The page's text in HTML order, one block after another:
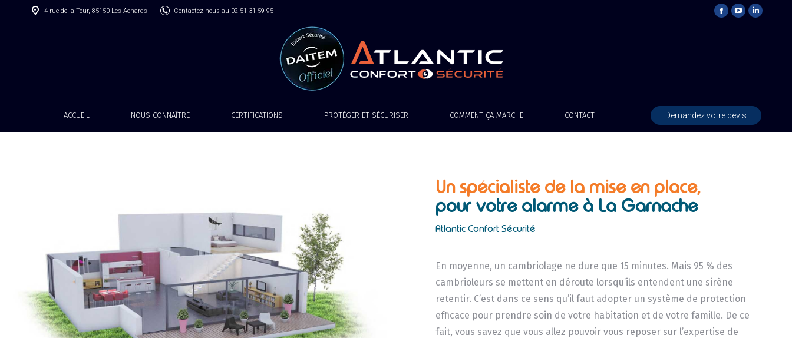
4 rue de la Tour, 85150 Les Achards Contactez-nous au 02 51 31 59 95
ACCUEIL NOUS CONNAÎTRE CERTIFICATIONS PROTÉGER ET SÉCURISER COMMENT ÇA MARCHE CONTACT Demandez votre devis
Un spécialiste de la mise en place,
pour votre alarme à La Garnache
Atlantic Confort Sécurité
En moyenne, un cambriolage ne dure que 15 minutes. Mais 95 % des
cambrioleurs se mettent en déroute lorsqu’ils entendent une sirène
retentir. C’est dans ce sens qu’il faut adopter un système de protection
efficace pour prendre soin de votre habitation et de votre famille. De ce
fait, vous savez que vous allez pouvoir vous reposer sur l’expertise de